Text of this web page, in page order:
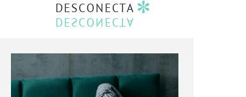
DESCONECTA